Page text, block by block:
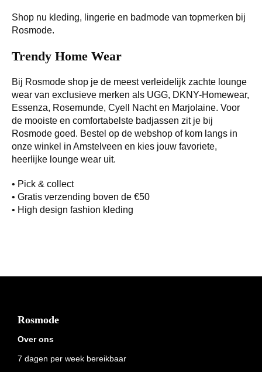
Shop nu kleding, lingerie en badmode van topmerken bij
Rosmode.
Trendy Home Wear
Bij Rosmode shop je de meest verleidelijk zachte lounge
wear van exclusieve merken als UGG, DKNY-Homewear,
Essenza, Rosemunde, Cyell Nacht en Marjolaine. Voor
de mooiste en comfortabelste badjassen zit je bij
Rosmode goed. Bestel op de webshop of kom langs in
onze winkel in Amstelveen en kies jouw favoriete,
heerlijke lounge wear uit.
• Pick & collect
• Gratis verzending boven de €50
• High design fashion kleding
Footer
Rosmode
Over ons
7 dagen per week bereikbaar